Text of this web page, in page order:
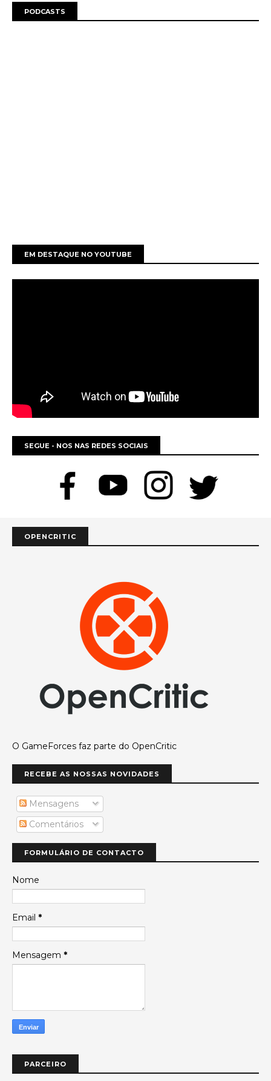
PODCASTS
EM DESTAQUE NO YOUTUBE
SEGUE - NOS NAS REDES SOCIAIS
OPENCRITIC
O GameForces faz parte do OpenCritic
RECEBE AS NOSSAS NOVIDADES
Mensagens
Comentários
FORMULÁRIO DE CONTACTO
Nome
Email *
Mensagem *
PARCEIRO